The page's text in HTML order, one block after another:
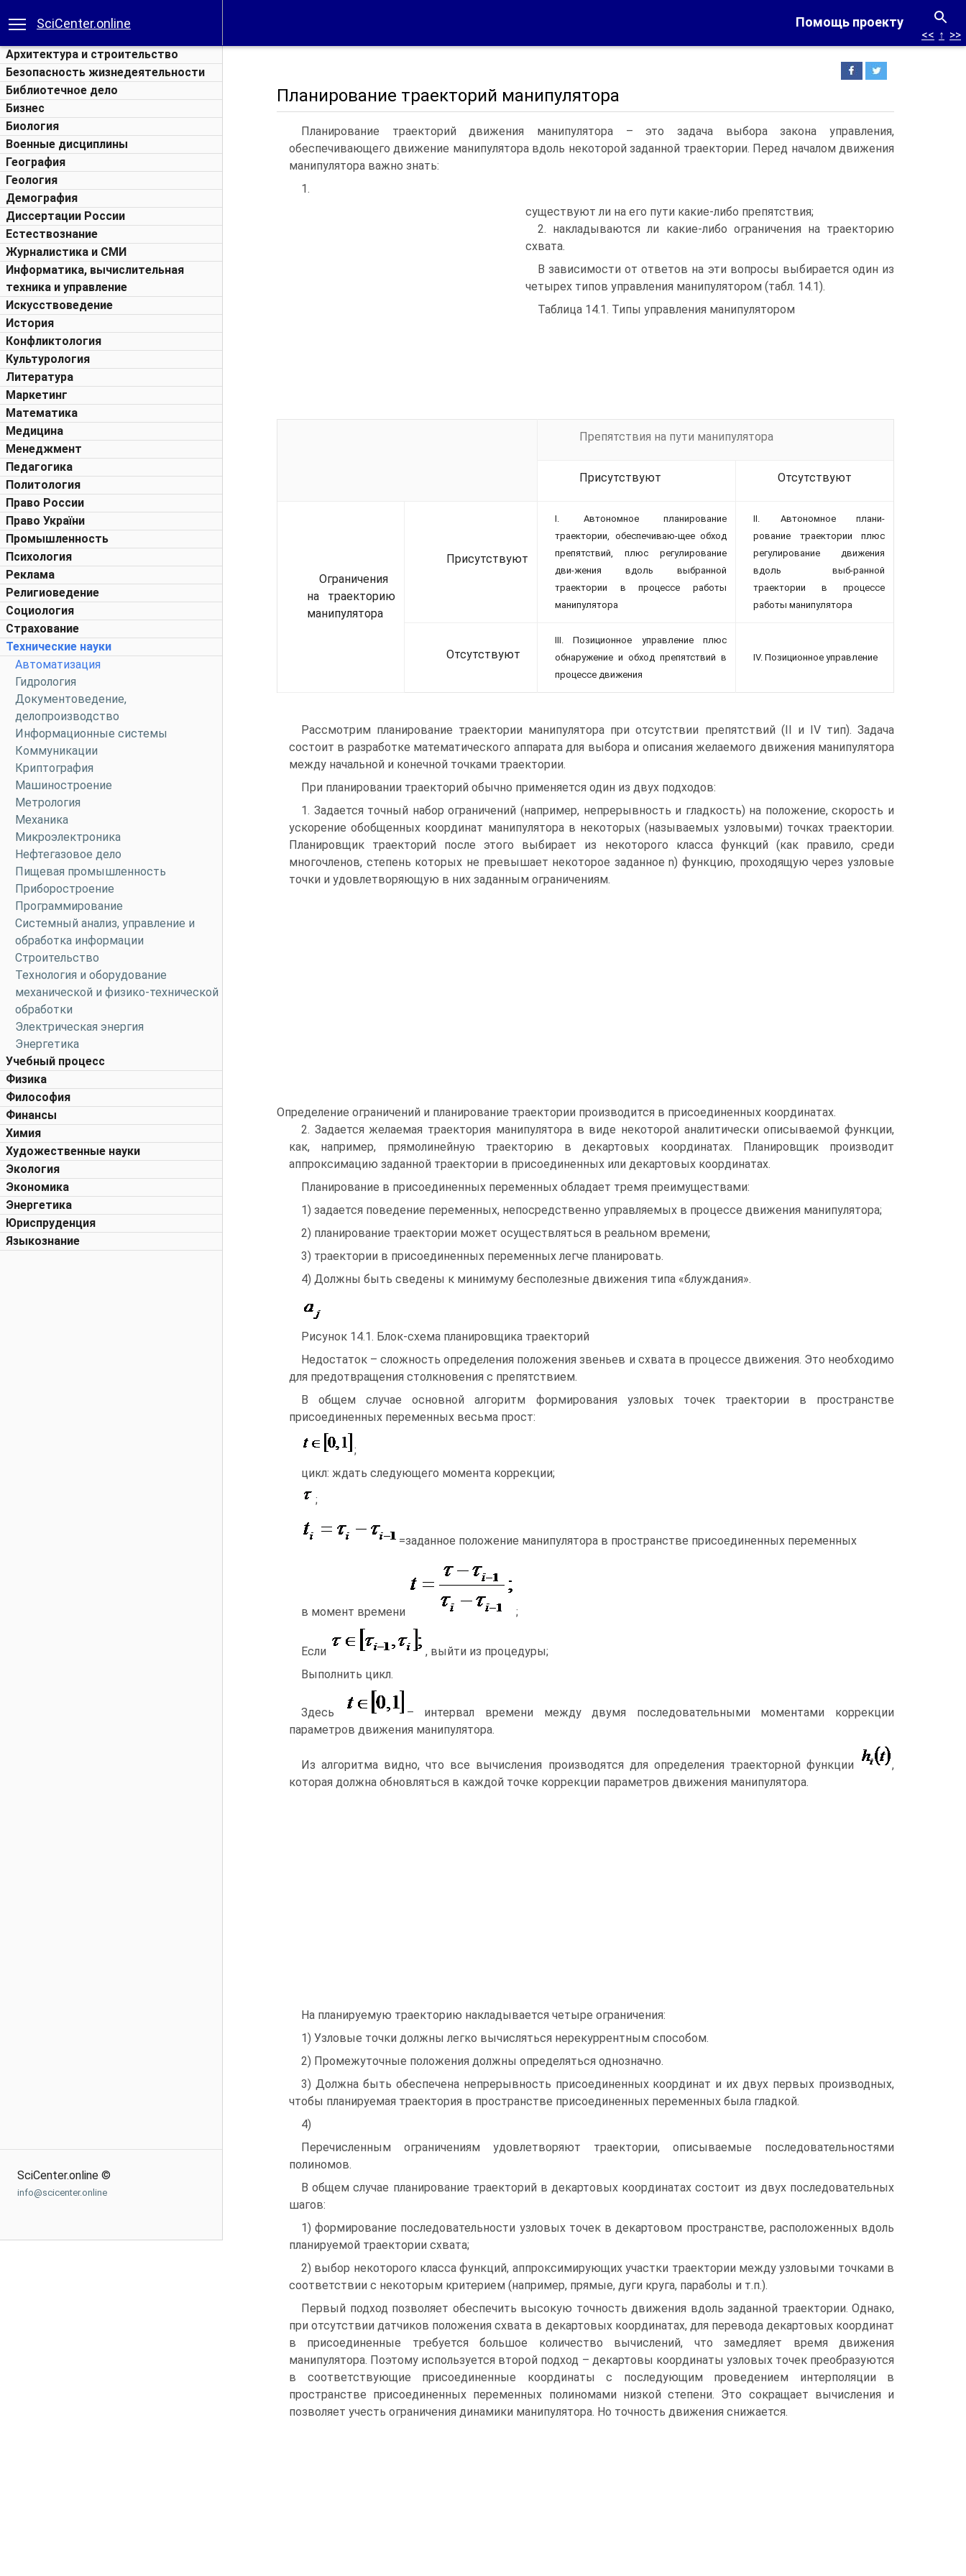
Помощь проекту
SciCenter.online
Архитектура и строительство
Безопасность жизнедеятельности
Библиотечное дело
Бизнес
Биология
Военные дисциплины
География
Геология
Демография
Диссертации России
Естествознание
Журналистика и СМИ
Информатика, вычислительная
техника и управление
Искусствоведение
История
Конфликтология
Культурология
Литература
Маркетинг
Математика
Медицина
Менеджмент
Педагогика
Политология
Право России
Право України
Промышленность
Психология
Реклама
Религиоведение
Социология
Страхование
Технические науки
Автоматизация
Гидрология
Документоведение,
делопроизводство
Информационные системы
Коммуникации
Криптография
Машиностроение
Метрология
Механика
Микроэлектроника
Нефтегазовое дело
Пищевая промышленность
Приборостроение
Программирование
Системный анализ, управление и
обработка информации
Строительство
Технология и оборудование
механической и физико-технической
обработки
Электрическая энергия
Энергетика
Учебный процесс
Физика
Философия
Финансы
Химия
Художественные науки
Экология
Экономика
Энергетика
Юриспруденция
Языкознание
SciCenter.online ©
info@scicenter.online
<< ↑ >>
Планирование траекторий манипулятора
Планирование траекторий движения манипулятора – это задача выбора закона управления,
обеспечивающего движение манипулятора вдоль некоторой заданной траектории. Перед началом движения
манипулятора важно знать:
1.
существуют ли на его пути какие-либо препятствия;
2. накладываются ли какие-либо ограничения на траекторию
схвата.
В зависимости от ответов на эти вопросы выбирается один из
четырех типов управления манипулятором (табл. 14.1).
Таблица 14.1. Типы управления манипулятором
Препятствия на пути манипулятора
Присутствуют Отсутствуют
Ограничения
на траекторию
манипулятора
Присутствуют
I. Автономное планирование
траектории, обеспечиваю-щее обход
препятствий, плюс регулирование
дви-жения вдоль выбранной
траектории в процессе работы
манипулятора
II. Автономное плани-
рование траектории плюс
регулирование движения
вдоль выб-ранной
траектории в процессе
работы манипулятора
Отсутствуют
III. Позиционное управление плюс
обнаружение и обход препятствий в
процессе движения
IV. Позиционное управление
Рассмотрим планирование траектории манипулятора при отсутствии препятствий (II и IV тип). Задача
состоит в разработке математического аппарата для выбора и описания желаемого движения манипулятора
между начальной и конечной точками траектории.
При планировании траекторий обычно применяется один из двух подходов:
1. Задается точный набор ограничений (например, непрерывность и гладкость) на положение, скорость и
ускорение обобщенных координат манипулятора в некоторых (называемых узловыми) точках траектории.
Планировщик траекторий после этого выбирает из некоторого класса функций (как правило, среди
многочленов, степень которых не превышает некоторое заданное n) функцию, проходящую через узловые
точки и удовлетворяющую в них заданным ограничениям.
Определение ограничений и планирование траектории производится в присоединенных координатах.
2. Задается желаемая траектория манипулятора в виде некоторой аналитически описываемой функции,
как, например, прямолинейную траекторию в декартовых координатах. Планировщик производит
аппроксимацию заданной траектории в присоединенных или декартовых координатах.
Планирование в присоединенных переменных обладает тремя преимуществами:
1) задается поведение переменных, непосредственно управляемых в процессе движения манипулятора;
2) планирование траектории может осуществляться в реальном времени;
3) траектории в присоединенных переменных легче планировать.
4) Должны быть сведены к минимуму бесполезные движения типа «блуждания».
Рисунок 14.1. Блок-схема планировщика траекторий
Недостаток – сложность определения положения звеньев и схвата в процессе движения. Это необходимо
для предотвращения столкновения с препятствием.
В общем случае основной алгоритм формирования узловых точек траектории в пространстве
присоединенных переменных весьма прост:
;
цикл: ждать следующего момента коррекции;
;
=заданное положение манипулятора в пространстве присоединенных переменных
в момент времени ;
Если
, выйти из процедуры;
Выполнить цикл.
Здесь
– интервал времени между двумя последовательными моментами коррекции
параметров движения манипулятора.
Из алгоритма видно, что все вычисления производятся для определения траекторной функции
,
которая должна обновляться в каждой точке коррекции параметров движения манипулятора.
На планируемую траекторию накладывается четыре ограничения:
1) Узловые точки должны легко вычисляться нерекуррентным способом.
2) Промежуточные положения должны определяться однозначно.
3) Должна быть обеспечена непрерывность присоединенных координат и их двух первых производных,
чтобы планируемая траектория в пространстве присоединенных переменных была гладкой.
4)
Перечисленным ограничениям удовлетворяют траектории, описываемые последовательностями
полиномов.
В общем случае планирование траекторий в декартовых координатах состоит из двух последовательных
шагов:
1) формирование последовательности узловых точек в декартовом пространстве, расположенных вдоль
планируемой траектории схвата;
2) выбор некоторого класса функций, аппроксимирующих участки траектории между узловыми точками в
соответствии с некоторым критерием (например, прямые, дуги круга, параболы и т.п.).
Первый подход позволяет обеспечить высокую точность движения вдоль заданной траектории. Однако,
при отсутствии датчиков положения схвата в декартовых координатах, для перевода декартовых координат
в присоединенные требуется большое количество вычислений, что замедляет время движения
манипулятора. Поэтому используется второй подход – декартовы координаты узловых точек преобразуются
в соответствующие присоединенные координаты с последующим проведением интерполяции в
пространстве присоединенных переменных полиномами низкой степени. Это сокращает вычисления и
позволяет учесть ограничения динамики манипулятора. Но точность движения снижается.